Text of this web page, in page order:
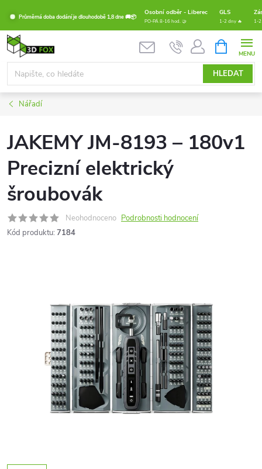
obsah
Průměrná doba dodání je dlouhodobě 1,8 dne 🚚📦
Osobní odběr - Liberec GLS
PO-PÁ 8-16 hod. 🤝 1-2 dny 🔥 1-
HLEDAT
NÁKUPNÍ
KOŠÍK
Nářadí
JAKEMY JM-8193 – 180v1
Precizní elektrický
šroubovák
Neohodnoceno Podrobnosti hodnocení
Kód produktu: 7184